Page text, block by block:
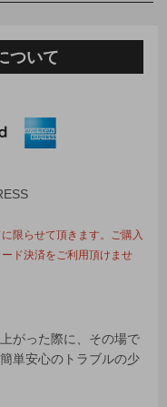
ついて
限らせて頂きます。ご購入
ド決済をご利用頂けませ
がった際に、その場で
単安心のトラブルの少